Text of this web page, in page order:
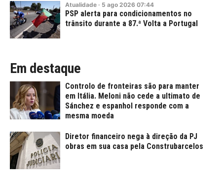
Atualidade · 5 ago 2026 07:44
PSP alerta para condicionamentos no
trânsito durante a 87.ª Volta a Portugal
Em destaque
Controlo de fronteiras são para manter
em Itália. Meloni não cede a ultimato de
Sánchez e espanhol responde com a
mesma moeda
Diretor financeiro nega à direção da PJ
obras em sua casa pela Construbarcelos